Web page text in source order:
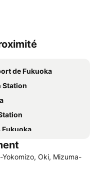
de Fukuoka
Station
Fukuoka
Yafuoku! Dome
Oki, Mizuma-